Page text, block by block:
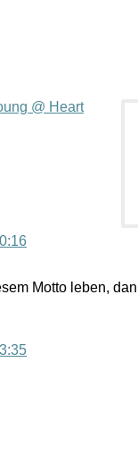
@ Heart
Motto leben,